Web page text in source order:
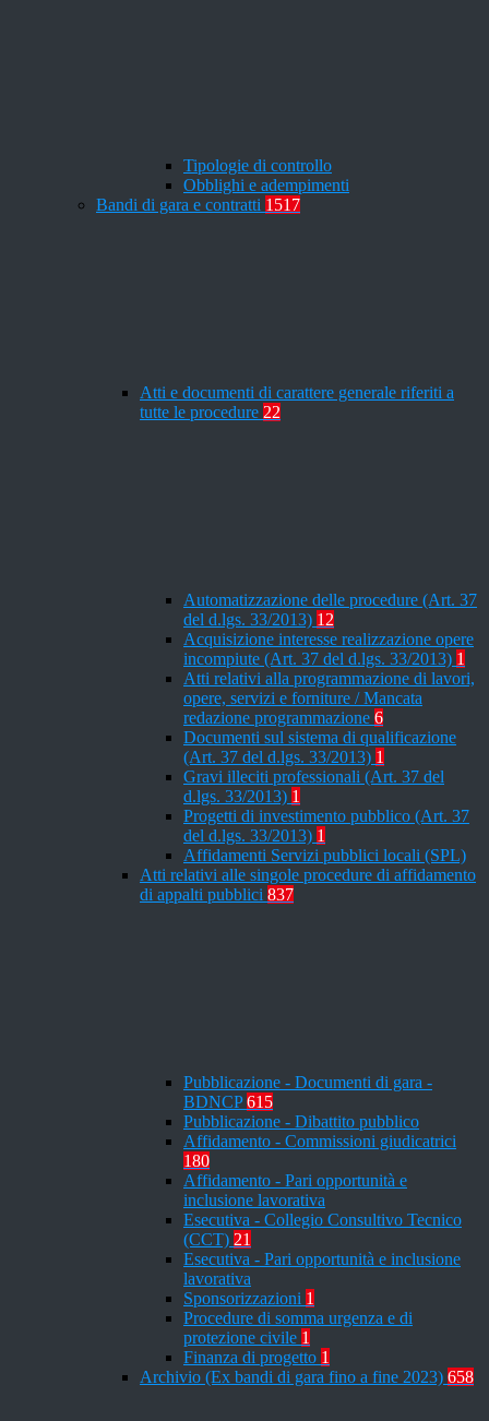
Tipologie di controllo
Obblighi e adempimenti
Bandi di gara e contratti 1517
Atti e documenti di carattere generale riferiti a
tutte le procedure 22
Automatizzazione delle procedure (Art. 37
del d.lgs. 33/2013) 12
Acquisizione interesse realizzazione opere
incompiute (Art. 37 del d.lgs. 33/2013) 1
Atti relativi alla programmazione di lavori,
opere, servizi e forniture / Mancata
redazione programmazione 6
Documenti sul sistema di qualificazione
(Art. 37 del d.lgs. 33/2013) 1
Gravi illeciti professionali (Art. 37 del
d.lgs. 33/2013) 1
Progetti di investimento pubblico (Art. 37
del d.lgs. 33/2013) 1
Affidamenti Servizi pubblici locali (SPL)
Atti relativi alle singole procedure di affidamento
di appalti pubblici 837
Pubblicazione - Documenti di gara -
BDNCP615
Pubblicazione - Dibattito pubblico
Affidamento - Commissioni giudicatrici
180
Affidamento - Pari opportunità e
inclusione lavorativa
Esecutiva - Collegio Consultivo Tecnico
(CCT) 21
Esecutiva - Pari opportunità e inclusione
lavorativa
Sponsorizzazioni 1
Procedure di somma urgenza e di
protezione civile 1
Finanza di progetto 1
Archivio (Ex bandi di gara fino a fine 2023) 658